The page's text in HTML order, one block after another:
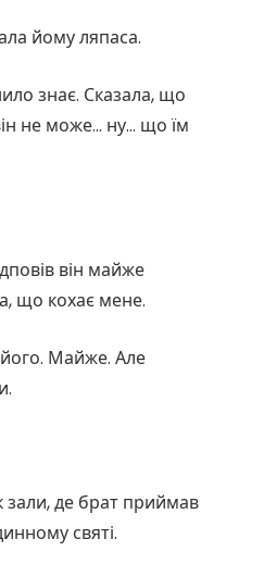
йому ляпаса.
знає. Сказала, що
не може… ну… що їм
він майже
що кохає мене.
Майже. Але
зали, де брат приймав
святі.